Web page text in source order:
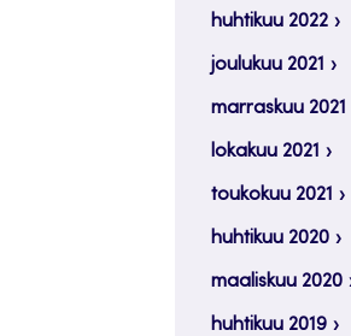
huhtikuu 2022
joulukuu 2021
marraskuu 2021
lokakuu 2021
toukokuu 2021
huhtikuu 2020
maaliskuu 2020
huhtikuu 2019